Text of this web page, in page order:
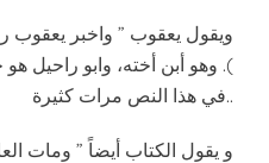
). وهو أبن أخته، وابو راحيل
في هذا النص مرات كثيرة..
و يقول الكتاب أيضاً ” ومات